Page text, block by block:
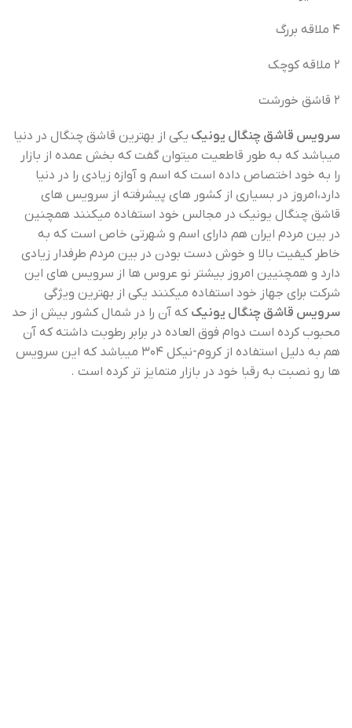
۴ ملاقه بررگ
۲ ملاقه کوچک
۲ قاشق خورشت
سرویس قاشق چنگال یونیک یکی از بهترین قاشق چنگال در دنیا
میباشد که به طور قاطعیت میتوان گفت که بخش عمده از بازار
را به خود اختصاص داده است که اسم و آوازه زیادی را در دنیا
دارد،امروز در بسیاری از کشور های پیشرفته از سرویس های
قاشق چنگال یونیک در مجالس خود استفاده میکنند همچنین
در بین مردم ایران هم دارای اسم و شهرتی خاص است که به
خاطر کیفیت بالا و خوش دست بودن در بین مردم طرفدار زیادی
دارد و همچنیین امروز بیشتر نو عروس ها از سرویس های این
شرکت برای جهاز خود استفاده میکنند یکی از بهترین ویژگی
سرویس قاشق چنگال یونیک که آن را در شمال کشور بیش از حد
محبوب کرده است دوام فوق العاده در برابر رطوبت داشته که آن
هم به دلیل استفاده از کروم-نیکل ۳۰۴ میباشد که این سرویس
ها رو نصبت به رقبا خود در بازار متمایز تر کرده است .